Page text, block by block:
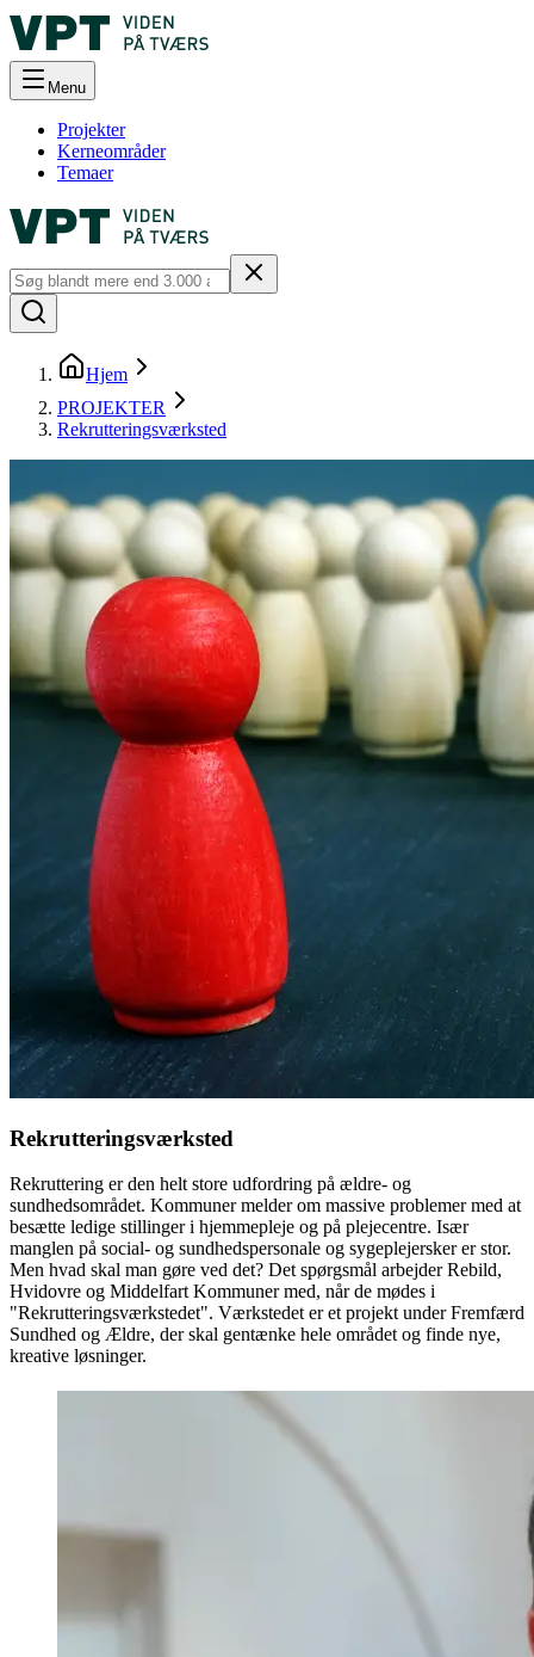
Menu
Projekter
Kerneområder
Temaer
Hjem
PROJEKTER
Rekrutteringsværksted
Rekrutteringsværksted
Rekruttering er den helt store udfordring på ældre- og
sundhedsområdet. Kommuner melder om massive problemer med at
besætte ledige stillinger i hjemmepleje og på plejecentre. Især
manglen på social- og sundhedspersonale og sygeplejersker er stor.
Men hvad skal man gøre ved det? Det spørgsmål arbejder Rebild,
Hvidovre og Middelfart Kommuner med, når de mødes i
"Rekrutteringsværkstedet". Værkstedet er et projekt under Fremfærd
Sundhed og Ældre, der skal gentænke hele området og finde nye,
kreative løsninger.